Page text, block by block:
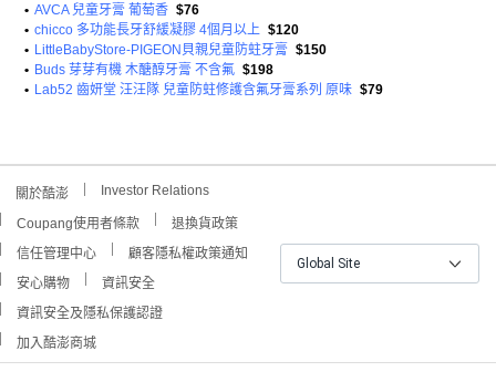
• AVCA 兒童牙膏 葡萄香 $76
• chicco 多功能長牙舒緩凝膠 4個月以上 $120
• LittleBabyStore-PIGEON貝親兒童防蛀牙膏 $150
• Buds 芽芽有機 木醣醇牙膏 不含氟 $198
• Lab52 齒妍堂 汪汪隊 兒童防蛀修護含氟牙膏系列 原味 $79
關於酷澎 Investor Relations
Coupang使用者條款
退換貨政策
信任管理中心
顧客隱私權政策通知
安心購物
資訊安全
資訊安全及隱私保護認證
加入酷澎商城
Global Site